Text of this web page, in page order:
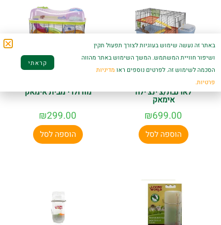
לארנבת/צ'ינצ'ילה
אימאק
₪699.00
הוספה לסל
מודולרי מבית אימאק
₪299.00
הוספה לסל
באתר זה נעשה שימוש בעוגיות לצורך תפעול תקין
ושיפור חוויית המשתמש. המשך השימוש באתר מהווה
הסכמה לשימוש זה. לפרטים נוספים ראו מדיניות
פרטיות.
קראתי